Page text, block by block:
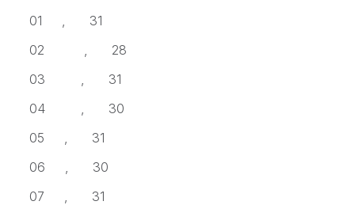
01 , 31
02 , 28
03 , 31
04 , 30
05 , 31
06 , 30
07 , 31